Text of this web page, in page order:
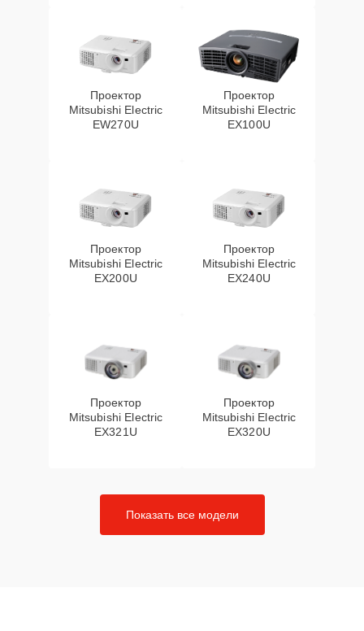
Проектор
Mitsubishi Electric
EW270U
Проектор
Mitsubishi Electric
EX100U
Проектор
Mitsubishi Electric
EX200U
Проектор
Mitsubishi Electric
EX240U
Проектор
Mitsubishi Electric
EX321U
Проектор
Mitsubishi Electric
EX320U
Показать все модели